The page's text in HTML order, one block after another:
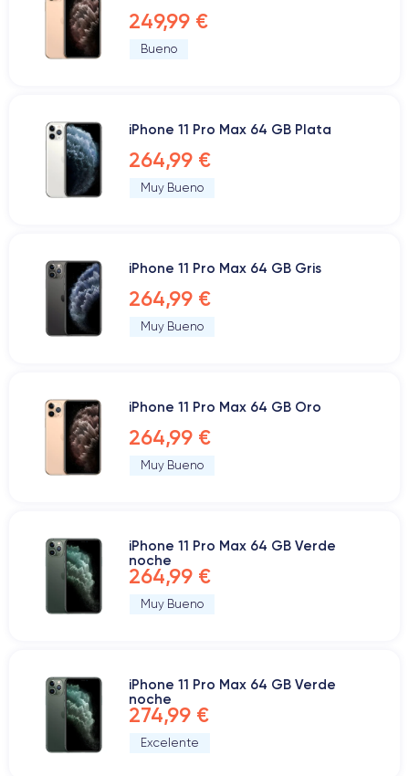
249,99 €
Bueno
iPhone 11 Pro Max 64 GB Plata
264,99 €
Muy Bueno
iPhone 11 Pro Max 64 GB Gris
264,99 €
Muy Bueno
iPhone 11 Pro Max 64 GB Oro
264,99 €
Muy Bueno
iPhone 11 Pro Max 64 GB Verde
noche
264,99 €
Muy Bueno
iPhone 11 Pro Max 64 GB Verde
noche
274,99 €
Excelente